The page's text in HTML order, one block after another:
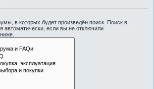
в которых будет произведён поиск. Поиск в
автоматически, если вы не отключили